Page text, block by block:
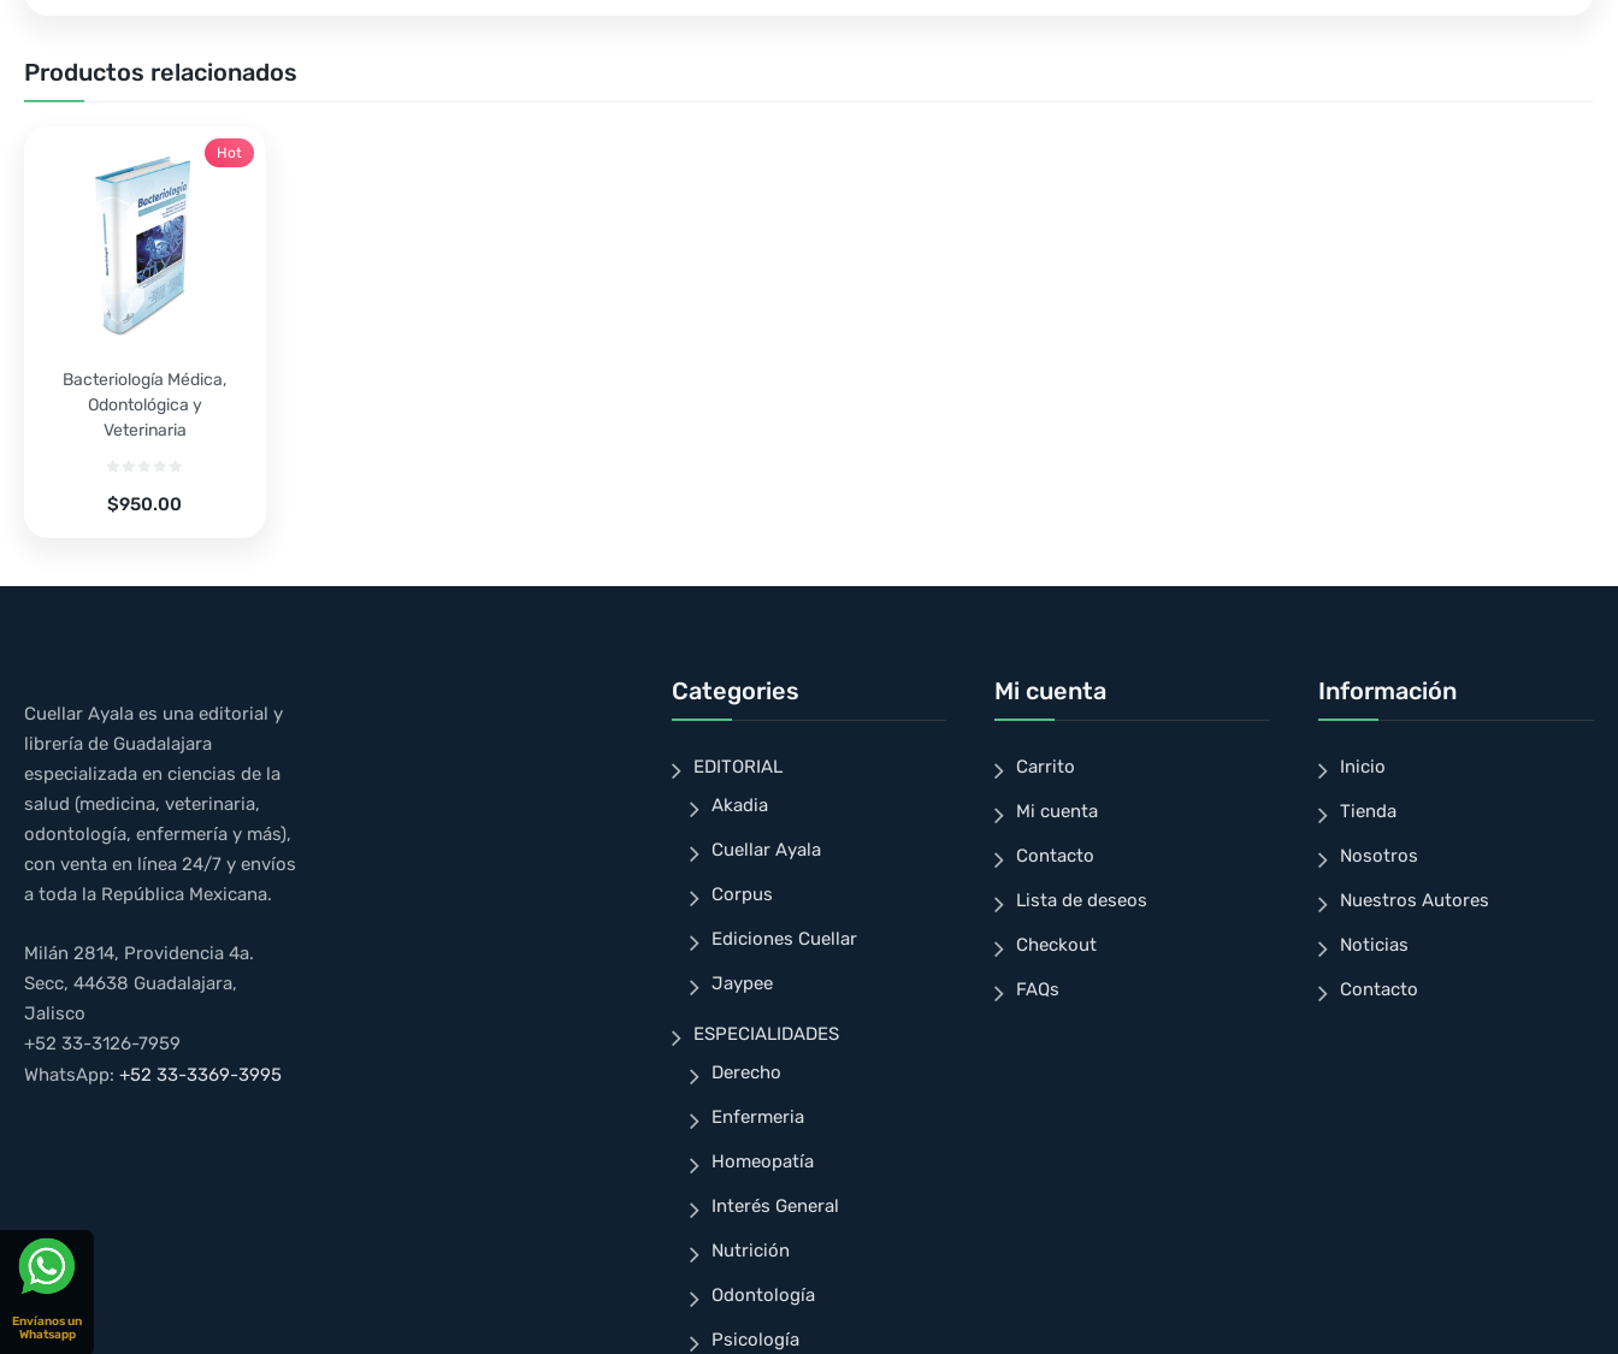
Productos relacionados
Bacteriología Médica,
Odontológica y
Veterinaria
$950.00
Hot
Cuellar Ayala es una editorial y
librería de Guadalajara
especializada en ciencias de la
salud (medicina, veterinaria,
odontología, enfermería y más),
con venta en línea 24/7 y envíos
a toda la República Mexicana.
Milán 2814, Providencia 4a.
Secc, 44638 Guadalajara,
Jalisco
+52 33-3126-7959
WhatsApp: +52 33-3369-3995
Categories
EDITORIAL
Akadia
Cuellar Ayala
Corpus
Ediciones Cuellar
Jaypee
ESPECIALIDADES
Derecho
Enfermeria
Homeopatía
Interés General
Nutrición
Odontología
Psicología
Mi cuenta
Carrito
Mi cuenta
Contacto
Lista de deseos
Checkout
FAQs
Información
Inicio
Tienda
Nosotros
Nuestros Autores
Noticias
Contacto
Envíanos un
Whatsapp